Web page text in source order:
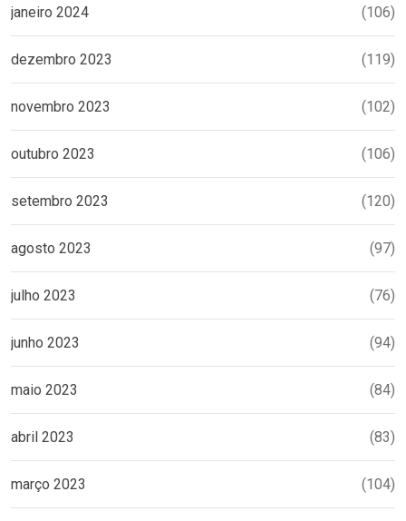
janeiro 2024 (106)
dezembro 2023 (119)
novembro 2023 (102)
outubro 2023 (106)
setembro 2023 (120)
agosto 2023 (97)
julho 2023 (76)
junho 2023 (94)
maio 2023 (84)
abril 2023 (83)
março 2023 (104)